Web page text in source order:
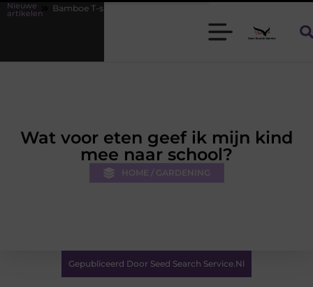
Nieuwe
artikelen
T-shirts voor heren die koel blijven
Wat voor eten geef ik mijn kind
mee naar school?
HOME / GARDENING
Gepubliceerd Door Seed Search Service.nl